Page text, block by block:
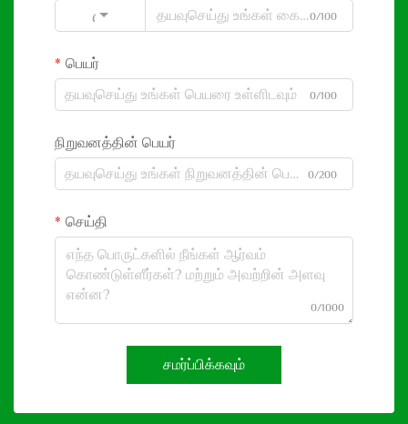
Code 0/100
பெயர்
0/100
நிறுவனத்தின் பெயர்
0/200
செய்தி
0/1000
சமர்ப்பிக்கவும்